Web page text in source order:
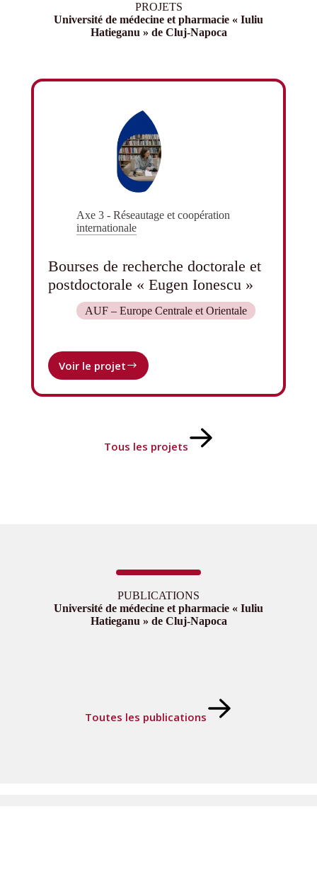
PROJETS
Université de médecine et pharmacie « Iuliu
Hatieganu » de Cluj-Napoca
Axe 3 - Réseautage et coopération
internationale
Bourses de recherche doctorale et
postdoctorale « Eugen Ionescu »
AUF – Europe Centrale et Orientale
Voir le projet
Bourses
recherche
postdoctorale
Tous les projets
PUBLICATIONS
Université de médecine et pharmacie « Iuliu
Hatieganu » de Cluj-Napoca
Toutes les publications